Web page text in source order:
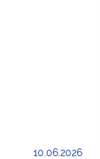
10.06.2026